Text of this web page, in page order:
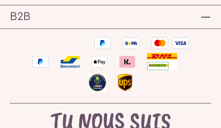
B2B
TU NOUS SUIS